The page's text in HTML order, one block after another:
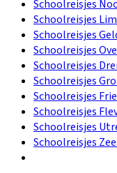
Schoolreisjes
Schoolreisjes
Schoolreisjes
Schoolreisjes
Schoolreisjes
Schoolreisjes
Schoolreisjes
Schoolreisjes
Schoolreisjes
Schoolreisjes